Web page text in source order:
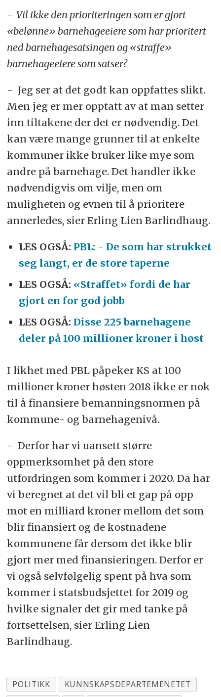
- Vil ikke den prioriteringen som er gjort
«belønne» barnehageeiere som har prioritert
ned barnehagesatsingen og «straffe»
barnehageeiere som satser?
- Jeg ser at det godt kan oppfattes slikt.
Men jeg er mer opptatt av at man setter
inn tiltakene der det er nødvendig. Det
kan være mange grunner til at enkelte
kommuner ikke bruker like mye som
andre på barnehage. Det handler ikke
nødvendigvis om vilje, men om
muligheten og evnen til å prioritere
annerledes, sier Erling Lien Barlindhaug.
LES OGSÅ: PBL: - De som har strukket
seg langt, er de store taperne
LES OGSÅ: «Straffet» fordi de har
gjort en for god jobb
LES OGSÅ: Disse 225 barnehagene
deler på 100 millioner kroner i høst
I likhet med PBL påpeker KS at 100
millioner kroner høsten 2018 ikke er nok
til å finansiere bemanningsnormen på
kommune- og barnehagenivå.
- Derfor har vi uansett større
oppmerksomhet på den store
utfordringen som kommer i 2020. Da har
vi beregnet at det vil bli et gap på opp
mot en milliard kroner mellom det som
blir finansiert og de kostnadene
kommunene får dersom det ikke blir
gjort mer med finansieringen. Derfor er
vi også selvfølgelig spent på hva som
kommer i statsbudsjettet for 2019 og
hvilke signaler det gir med tanke på
fortsettelsen, sier Erling Lien
Barlindhaug.
POLITIKK
KUNNSKAPSDEPARTEMENETET